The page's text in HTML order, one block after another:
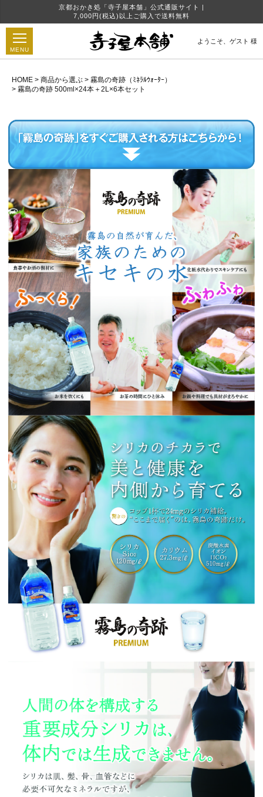
京都おかき処「寺子屋本舗」公式通販サイト |
7,000円(税込)以上ご購入で送料無料
MENU
ようこそ、 ゲスト 様
HOME 商品から選ぶ
霧島の奇跡（ﾐﾈﾗﾙｳｫｰﾀｰ）
霧島の奇跡 500ml×24本＋2L×6本セット